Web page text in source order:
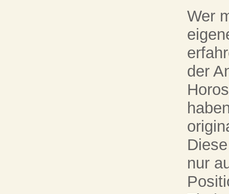
Wer
der
nur